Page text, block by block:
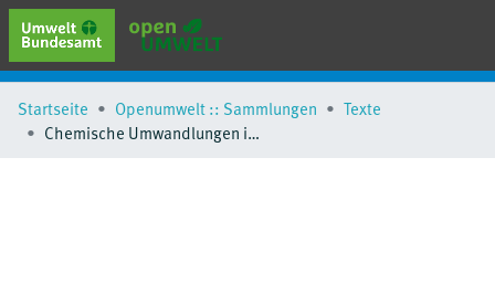
erweiterte Suche
Browse
Startseite Openumwelt :: Sammlungen
Texte
Chemische Umwandlungen in der anlagenbezogenen Ausbreitungsrechnung nach TA Luft